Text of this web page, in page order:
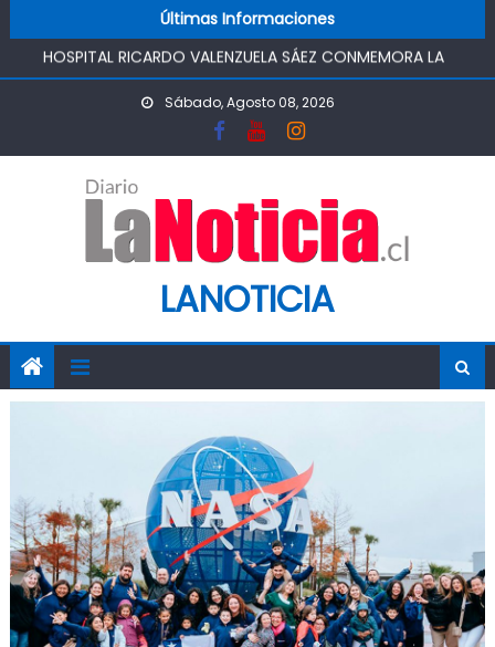
Últimas Informaciones
FUNCIONAMIENTO
HOSPITAL RICARDO VALENZUELA SÁEZ CONMEMORA LA
SEMANA MUNDIAL DE LA LACTANCIA MATERNA
IMPULSA AGUA DE AGROSUPER PERMITIRÁ LA
CONSTRUCCIÓN DE POZO DEL SSR CALIFORNIA Y
COMUNIDAD
MINISTRO DE AGRICULTURA REALIZA GIRA POR CINCO
REGIONES PARA MONITOREAR EFECTOS DEL SISTEMA
FRONTAL Y APOYAR AL SECTOR AGRÍCOLA
PASO PEHUENCHE AVANZA COMO ALTERNATIVA
ESTRATÉGICA A LOS LIBERTADORES
SIGUEN LOS CIERRES DE PROSTÍBULOS CLANDESTINOS EN
RANCAGUA: NUEVO OPERATIVO DEJA UN RECINTO
FUNCIONAMIENTO
Sábado, Agosto 08, 2026
LANOTICIA